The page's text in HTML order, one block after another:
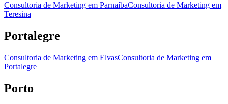
Consultoria de Marketing em ParnaíbaConsultoria de Marketing em
Teresina
Portalegre
Consultoria de Marketing em ElvasConsultoria de Marketing em
Portalegre
Porto